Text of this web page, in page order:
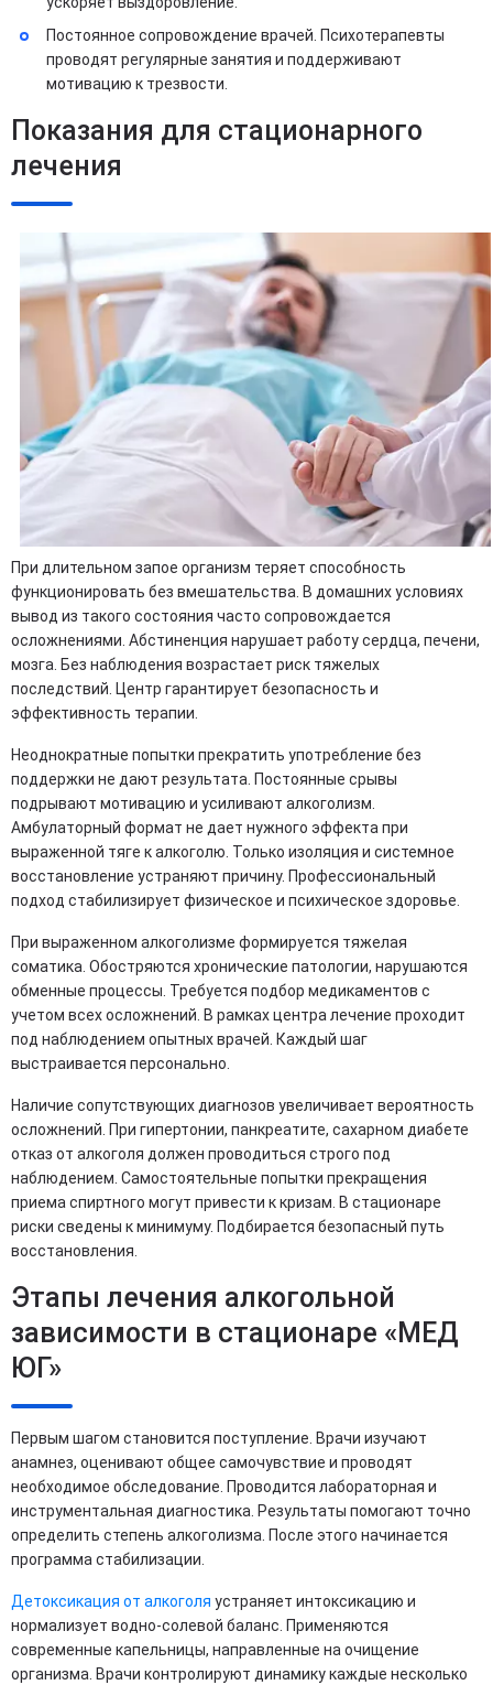
Постоянное сопровождение врачей. Психотерапевты
проводят регулярные занятия и поддерживают
мотивацию к трезвости.
Показания для стационарного
лечения
При длительном запое организм теряет способность
функционировать без вмешательства. В домашних условиях
вывод из такого состояния часто сопровождается
осложнениями. Абстиненция нарушает работу сердца, печени,
мозга. Без наблюдения возрастает риск тяжелых
последствий. Центр гарантирует безопасность и
эффективность терапии.
Неоднократные попытки прекратить употребление без
поддержки не дают результата. Постоянные срывы
подрывают мотивацию и усиливают алкоголизм.
Амбулаторный формат не дает нужного эффекта при
выраженной тяге к алкоголю. Только изоляция и системное
восстановление устраняют причину. Профессиональный
подход стабилизирует физическое и психическое здоровье.
При выраженном алкоголизме формируется тяжелая
соматика. Обостряются хронические патологии, нарушаются
обменные процессы. Требуется подбор медикаментов с
учетом всех осложнений. В рамках центра лечение проходит
под наблюдением опытных врачей. Каждый шаг
выстраивается персонально.
Наличие сопутствующих диагнозов увеличивает вероятность
осложнений. При гипертонии, панкреатите, сахарном диабете
отказ от алкоголя должен проводиться строго под
наблюдением. Самостоятельные попытки прекращения
приема спиртного могут привести к кризам. В стационаре
риски сведены к минимуму. Подбирается безопасный путь
восстановления.
Этапы лечения алкогольной
зависимости в стационаре «МЕД
ЮГ»
Первым шагом становится поступление. Врачи изучают
анамнез, оценивают общее самочувствие и проводят
необходимое обследование. Проводится лабораторная и
инструментальная диагностика. Результаты помогают точно
определить степень алкоголизма. После этого начинается
программа стабилизации.
Детоксикация от алкоголя устраняет интоксикацию и
нормализует водно-солевой баланс. Применяются
современные капельницы, направленные на очищение
организма. Врачи контролируют динамику каждые несколько